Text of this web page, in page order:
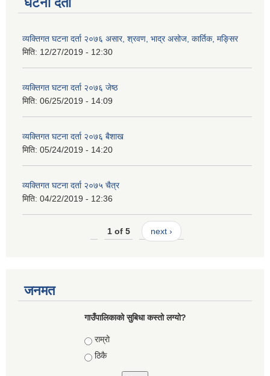
व्यक्तिगत घटना दर्ता २०७६ असार, श्रवण, भाद्र असोज, कार्तिक, मङ्सिर
मिति: 12/27/2019 - 12:30
व्यक्तिगत घटना दर्ता २०७६ जेष्ठ
मिति: 06/25/2019 - 14:09
व्यक्तिगत घटना दर्ता २०७६ बैशाख
मिति: 05/24/2019 - 14:20
व्यक्तिगत घटना दर्ता २०७५ चैत्र
मिति: 04/22/2019 - 12:36
1 of 5 next ›
जनमत
गाउँपालिकाको सुबिधा कस्तो लग्यो?
Choices
राम्रो
ठिकै